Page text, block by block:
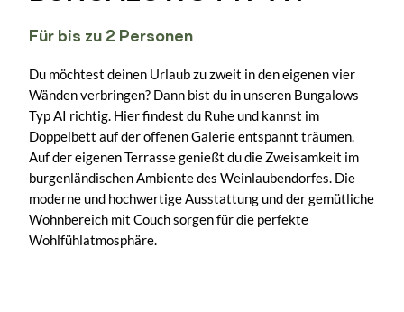
Für bis zu 2 Personen
Du möchtest deinen Urlaub zu zweit in den eigenen vier
Wänden verbringen? Dann bist du in unseren Bungalows
Typ AI richtig. Hier findest du Ruhe und kannst im
Doppelbett auf der offenen Galerie entspannt träumen.
Auf der eigenen Terrasse genießt du die Zweisamkeit im
burgenländischen Ambiente des Weinlaubendorfes. Die
moderne und hochwertige Ausstattung und der gemütliche
Wohnbereich mit Couch sorgen für die perfekte
Wohlfühlatmosphäre.